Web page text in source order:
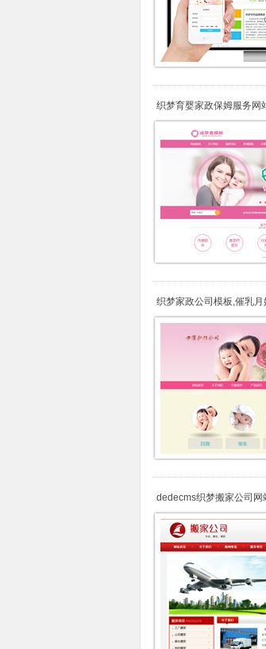
织梦育婴家政保姆服务网
织梦家政公司模板,催乳
站模板
dedecms织梦搬家公司网